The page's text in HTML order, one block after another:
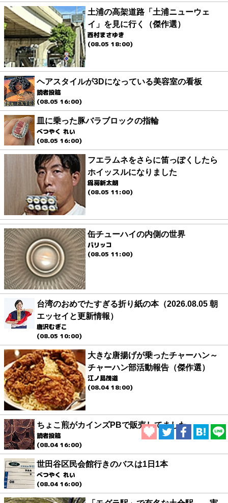
土浦の高架道路「土浦ニューウェ
イ」を見に行く（傑作選）
西村まさゆき
(08.05 18:00)
ヘアスタイルが3Dになっている美容室の看板
読者投稿
(08.05 16:00)
皿に乗った豚バラブロックの指輪
べつやく れい
(08.05 16:00)
フエラムネをさらに笛っぽくしたら
ホイッスルになりました
爲房新太朗
(08.05 11:00)
缶チューハイの内側の世界
パリッコ
(08.05 11:00)
台湾のおめでたすぎる折り紙の本（2026.08.05 朝
エッセイと更新情報）
唐沢むぎこ
(08.05 10:00)
大きな唐揚げが乗ったチャーハン～
チャーハン部活動報告（傑作選）
江ノ島茂道
(08.04 18:00)
ちょこ煎がカインズPBで販売してました
読者投稿
(08.04 16:00)
世田谷区民会館行きのバスは1日1本
べつやく れい
(08.04 16:00)